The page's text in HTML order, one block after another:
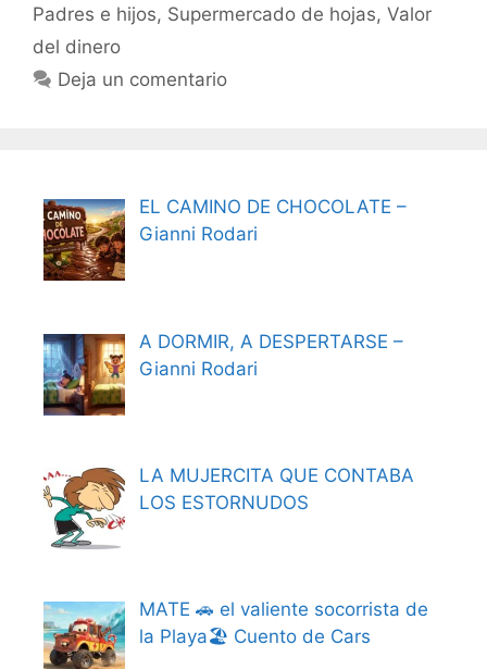
Padres e hijos, Supermercado de hojas, Valor
del dinero
Deja un comentario
EL CAMINO DE CHOCOLATE –
Gianni Rodari
A DORMIR, A DESPERTARSE –
Gianni Rodari
LA MUJERCITA QUE CONTABA
LOS ESTORNUDOS
MATE 🚗 el valiente socorrista de
la Playa🏖️ Cuento de Cars